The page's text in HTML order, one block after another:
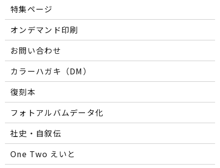
特集ページ
オンデマンド印刷
お問い合わせ
カラーハガキ（DM）
復刻本
フォトアルバムデータ化
社史・自叙伝
One Two えいと